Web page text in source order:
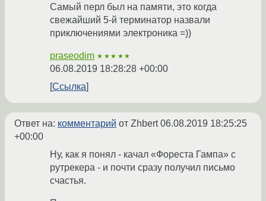
Самый перл был на памяти, это когда
свежайший 5-й терминатор назвали
приключениями электроника =))
praseodim ★★★★★
06.08.2019 18:28:28 +00:00
Ссылка
Ответ на: комментарий от Zhbert06.08.2019 18:25:25
+00:00
Ну, как я понял - качал «Фореста Гампа» с
рутрекера - и почти сразу получил письмо
счастья.